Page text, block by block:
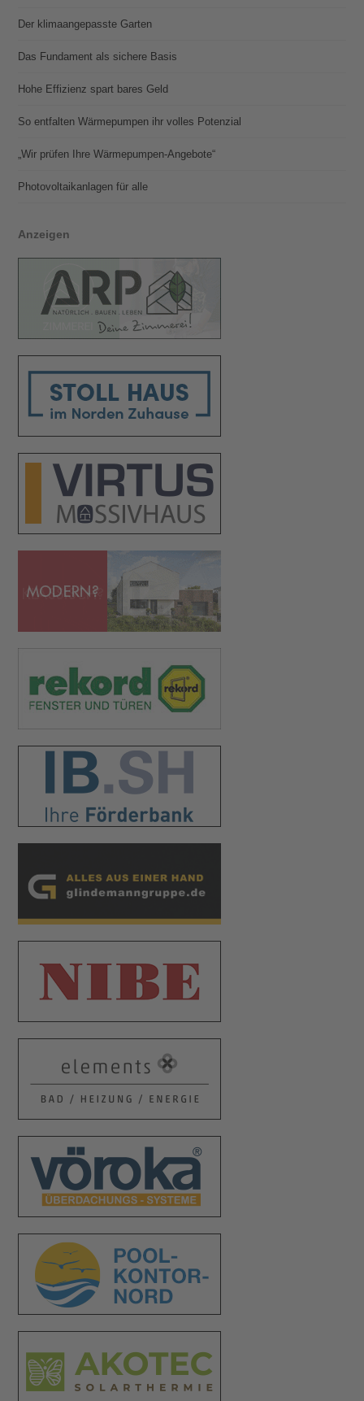
Der klimaangepasste Garten
Das Fundament als sichere Basis
Hohe Effizienz spart bares Geld
So entfalten Wärmepumpen ihr volles Potenzial
„Wir prüfen Ihre Wärmepumpen-Angebote“
Photovoltaik­­anlagen für alle
Anzeigen